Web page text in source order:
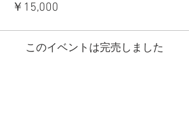
￥15,000
このイベントは完売しました